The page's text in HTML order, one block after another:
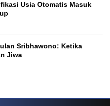
Usia Otomatis Masuk
Sribhawono: Ketika
Jiwa
Dan Evolusi Game Meja Digital